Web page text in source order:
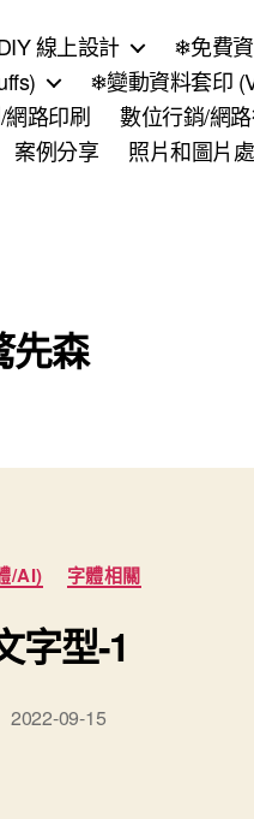
線上設計
❄免費
❄變動資料套印
路印刷 數位行銷/網
案例分享 照片和圖片
先森
/AI) 字體相關
字型-1
2022-09-15